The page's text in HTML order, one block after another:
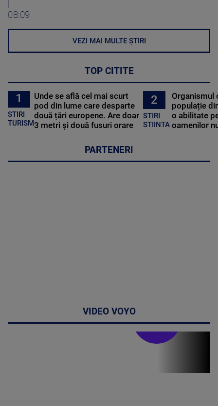
08:09
VEZI MAI MULTE ȘTIRI
TOP CITITE
1
STIRI
TURISM
Unde se află cel mai scurt
pod din lume care desparte
două țări europene. Are doar
3 metri și două fusuri orare
2
STIRI
STIINTA
Organismul
populație
o abilitate
oamenilor
PARTENERI
VIDEO VOYO
Stirile PRO TV